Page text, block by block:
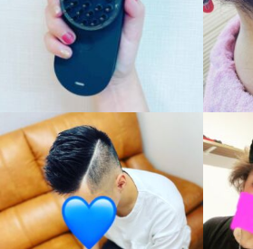
10月 5
hinatabokko_hair